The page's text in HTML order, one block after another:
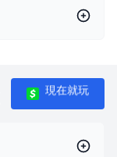
現在就玩